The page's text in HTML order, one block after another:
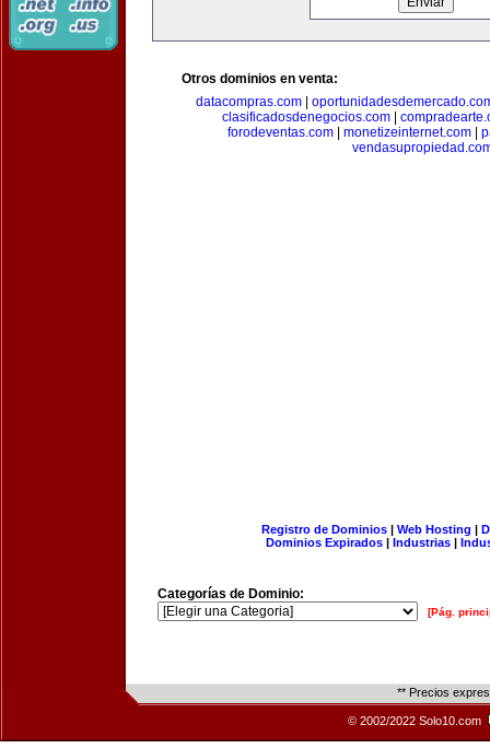
Otros dominios en venta:
datacompras.com
clasificadosdenegocios.com|
forodeventas.com| monetizeinternet.com|
Registro de Dominios| Web Hosting |
Dominios Expirados | Industrias |
Categorías de Dominio:
[Pág.
** Precios
© 2002/2022 Solo10.com